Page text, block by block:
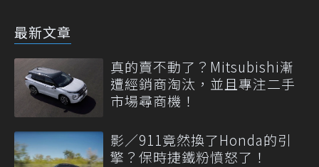
最新文章
真的賣不動了？Mitsubishi漸
遭經銷商淘汰，並且專注二手
市場尋商機！
影／911竟然換了Honda的引
擎？保時捷鐵粉憤怒了！